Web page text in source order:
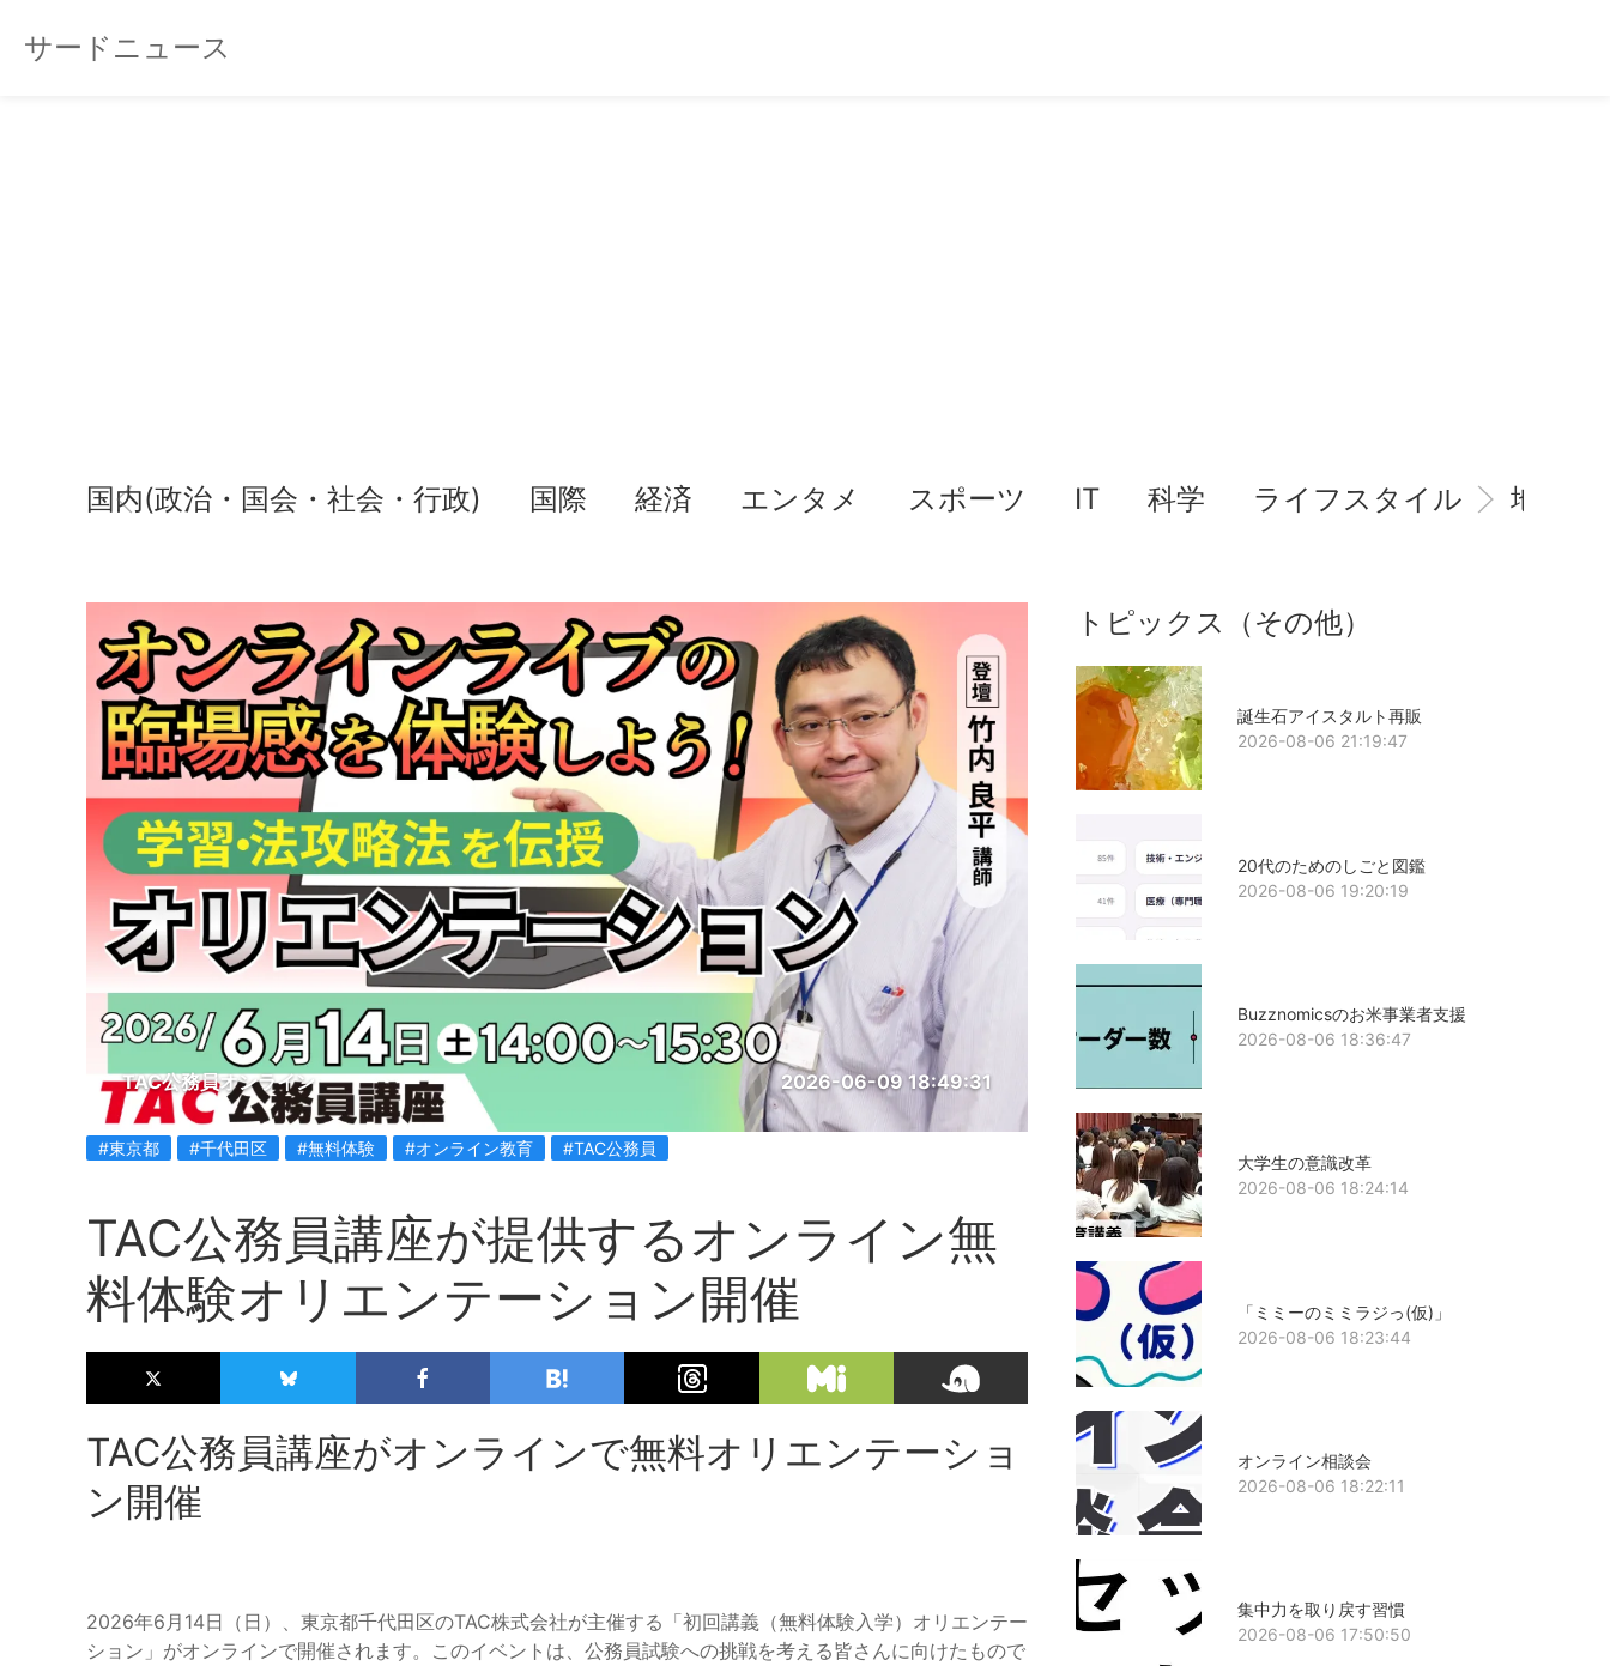
サードニュース
国内(政治・国会・社会・行政) 国際 経済 エンタメ スポーツ IT 科学 ライフスタイル 地域情
TAC公務員オンライン 2026-06-09 18:49:31
#東京都 #千代田区 #無料体験 #オンライン教育 #TAC公務員
TAC公務員講座が提供するオンライン無
料体験オリエンテーション開催
TAC公務員講座がオンラインで無料オリエンテーショ
ン開催
2026年6月14日（日）、東京都千代田区のTAC株式会社が主催する「初回講義（無料体験入学）オリエンテー
ション」がオンラインで開催されます。このイベントは、公務員試験への挑戦を考える皆さんに向けたもので
トピックス（その他）
誕生石アイスタルト再販
2026-08-06 21:19:47
20代のためのしごと図鑑
2026-08-06 19:20:19
Buzznomicsのお米事業者支援
2026-08-06 18:36:47
大学生の意識改革
2026-08-06 18:24:14
「ミミーのミミラジっ(仮)」
2026-08-06 18:23:44
オンライン相談会
2026-08-06 18:22:11
集中力を取り戻す習慣
2026-08-06 17:50:50